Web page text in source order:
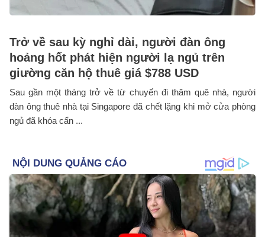
Trở về sau kỳ nghỉ dài, người đàn ông
hoảng hốt phát hiện người lạ ngủ trên
giường căn hộ thuê giá $788 USD
Sau gần một tháng trở về từ chuyến đi thăm quê nhà, người
đàn ông thuê nhà tại Singapore đã chết lặng khi mở cửa phòng
ngủ đã khóa cẩn ...